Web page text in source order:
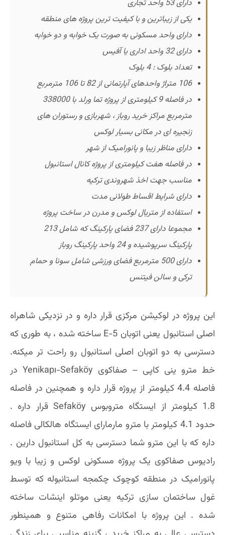
دارای 53 واحد تجاری
یکی از زیباترین و با کیفیت ترین پروژه های منطقه
دارای واحد مسکونی به صورت یک خوابه و دو خوابه
دارای 32 واحد اداری یا آفیس
تعداد بلوک : 4 بلوک
106 متراژ واحدهای آپارتمانی از 82 تا 106 مترمربع
در فاصله 9 کیلومتری از پروژه تما ورلد با 338000
مترمربع مراکز خرید روباز ، شهربازی و رستوران های
زنجیره ای در مکانی بسیار لوکس
دارای مناظر زیبا و پانورامیک از شهر
در فاصله هفت کیلومتری از پروژه کانال استانبول
مناسب جهت اخذ شهروندی ترکیه
دارای شرایط اقساط طولانی مدت
استفاده از متریال لوکس و مدرن در ساخت پروژه
مجموعا دارای 237 فضای پارکینگ که شامل 213
پارکینگ سرپوشیده و 24 واحد پارکینگ روباز
دارای 500 مترمربع فضای ورزشی شامل سونا و حمام
ترکی و سالن فیتنس
این پروژه در لوکیشن مرکزی قرار داره و در نزدیکی شاهراه
اصلی استانبول یعنی اتوبان E-5 ساخته شده ، به طوری که
دسترسی به دو اتوبان اصلی استانبول رو راحت تر میکنه.
خط مترو ینی کاپی – صفاکوی Yenikapı-Sefaköy در
فاصله 4.4 کیلومتر از پروژه قرار داره و همچنین در فاصله
1.8 کیلومتر از ایستگاه متروبوس Sefaköy قرار داره .
حدود 4.1 کیلومتر با مترو مارمارای ایستگاه هالکالی فاصله
داره که با این مترو شما دسترسی به کل استانبول دارین .
رادیوس صفاکوی یک پروژه مسکونی لوکس و زیبا با ویو
پانورامیک در منطقه کوچوک چکمجه استانبوله که توسط
غول ساختمان سازی ترکیه یعنی موتلو اینشات ساخته
شده . این پروژه با امکانات رفاهی متنوع و همینطور